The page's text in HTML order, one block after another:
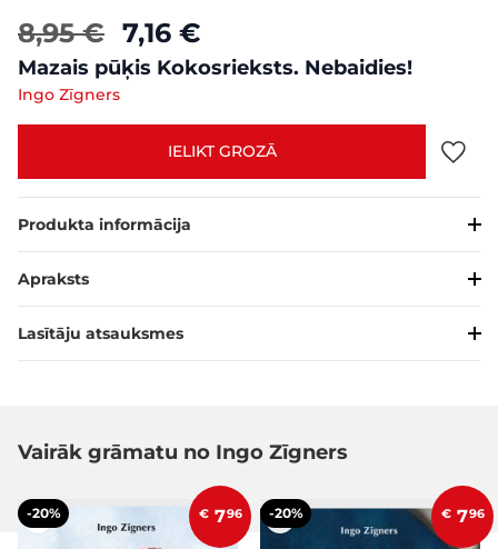
8,95 € 7,16 €
Mazais pūķis Kokosrieksts. Nebaidies!
Ingo Zīgners
IELIKT GROZĀ
Produkta informācija
Apraksts
Lasītāju atsauksmes
Vairāk grāmatu no Ingo Zīgners
-20% € 796 -20% € 796